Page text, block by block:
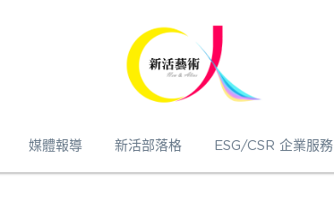
媒體報導 新活部落格 ESG/CSR 企業服務